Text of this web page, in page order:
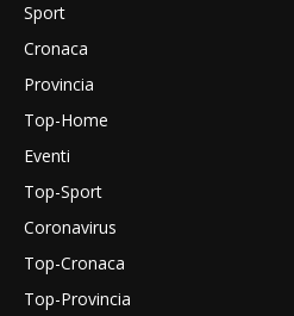
Sport
Cronaca
Provincia
Top-Home
Eventi
Top-Sport
Coronavirus
Top-Cronaca
Top-Provincia